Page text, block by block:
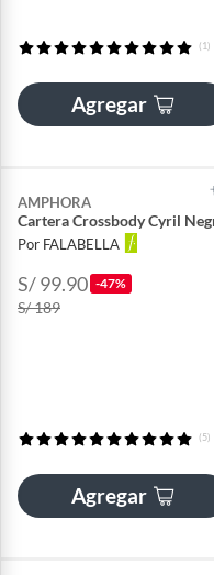
(1)
Agregar
AMPHORA
Cartera Crossbody Cyril
Por FALABELLA
S/ 99.90 -47%
S/ 189
(5)
Agregar